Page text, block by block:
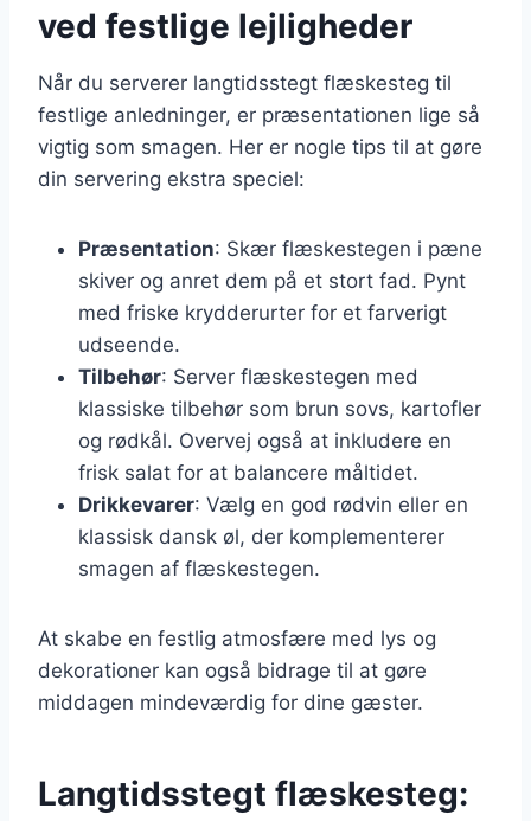
ved festlige lejligheder
Når du serverer langtidsstegt flæskesteg til
festlige anledninger, er præsentationen lige så
vigtig som smagen. Her er nogle tips til at gøre
din servering ekstra speciel:
Præsentation: Skær flæskestegen i pæne
skiver og anret dem på et stort fad. Pynt
med friske krydderurter for et farverigt
udseende.
Tilbehør: Server flæskestegen med
klassiske tilbehør som brun sovs, kartofler
og rødkål. Overvej også at inkludere en
frisk salat for at balancere måltidet.
Drikkevarer: Vælg en god rødvin eller en
klassisk dansk øl, der komplementerer
smagen af flæskestegen.
At skabe en festlig atmosfære med lys og
dekorationer kan også bidrage til at gøre
middagen mindeværdig for dine gæster.
Langtidsstegt flæskesteg: